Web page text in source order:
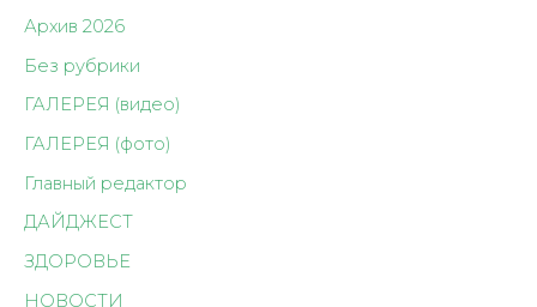
Архив 2026
Без рубрики
ГАЛЕРЕЯ (видео)
ГАЛЕРЕЯ (фото)
Главный редактор
ДАЙДЖЕСТ
ЗДОРОВЬЕ
НОВОСТИ